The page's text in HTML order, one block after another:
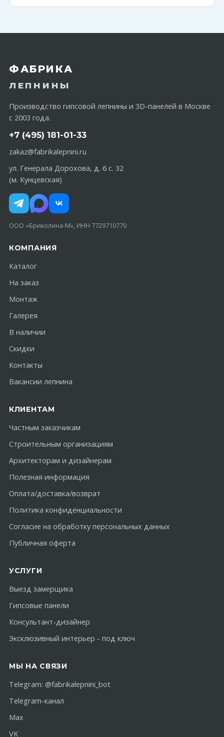
ФАБРИКА
ЛЕПНИНЫ
Производство гипсовой лепнины и 3D-панелей в Москве
с 2003 года.
+7 (495) 181-01-33
zakaz@fabrikalepnini.ru
ул. Генерала Дорохова, д. 6 с. 32
(м. Кунцевская)
ООО «Бриколина-М», ИНН 7729710770
КОМПАНИЯ
Каталог
На заказ
Монтаж
Галерея
В наличии
Скидки
Контакты
Вакансии лепнина
КЛИЕНТАМ
Частным заказчикам
Строительным организациям
Архитекторам и дизайнерам
Полезная информация
Оплата/доставка/возврат
Политика конфиденциальности
Согласие на обработку персональных данных
Публичная оферта
УСЛУГИ
Выезд замерщика
Гипсовые панели
Консультант-дизайнер
Эксклюзивный интерьер - под ключ
МЫ НА СВЯЗИ
Telegram: @fabrikalepnini_bot
Telegram-канал
Max
VK